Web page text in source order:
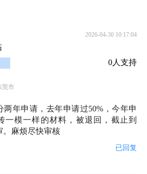
2026-04-30 10:17:04
0人支持
莞市
两年申请，去年申请过50%，今年申
一模一样的材料，被退回，截止到
。麻烦尽快审核
已回复